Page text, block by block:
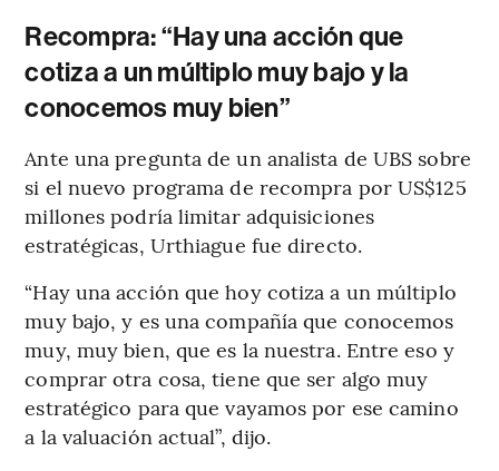
Recompra: “Hay una acción que
cotiza a un múltiplo muy bajo y la
conocemos muy bien”
Ante una pregunta de un analista de UBS sobre
si el nuevo programa de recompra por US$125
millones podría limitar adquisiciones
estratégicas, Urthiague fue directo.
“Hay una acción que hoy cotiza a un múltiplo
muy bajo, y es una compañía que conocemos
muy, muy bien, que es la nuestra. Entre eso y
comprar otra cosa, tiene que ser algo muy
estratégico para que vayamos por ese camino
a la valuación actual”, dijo.